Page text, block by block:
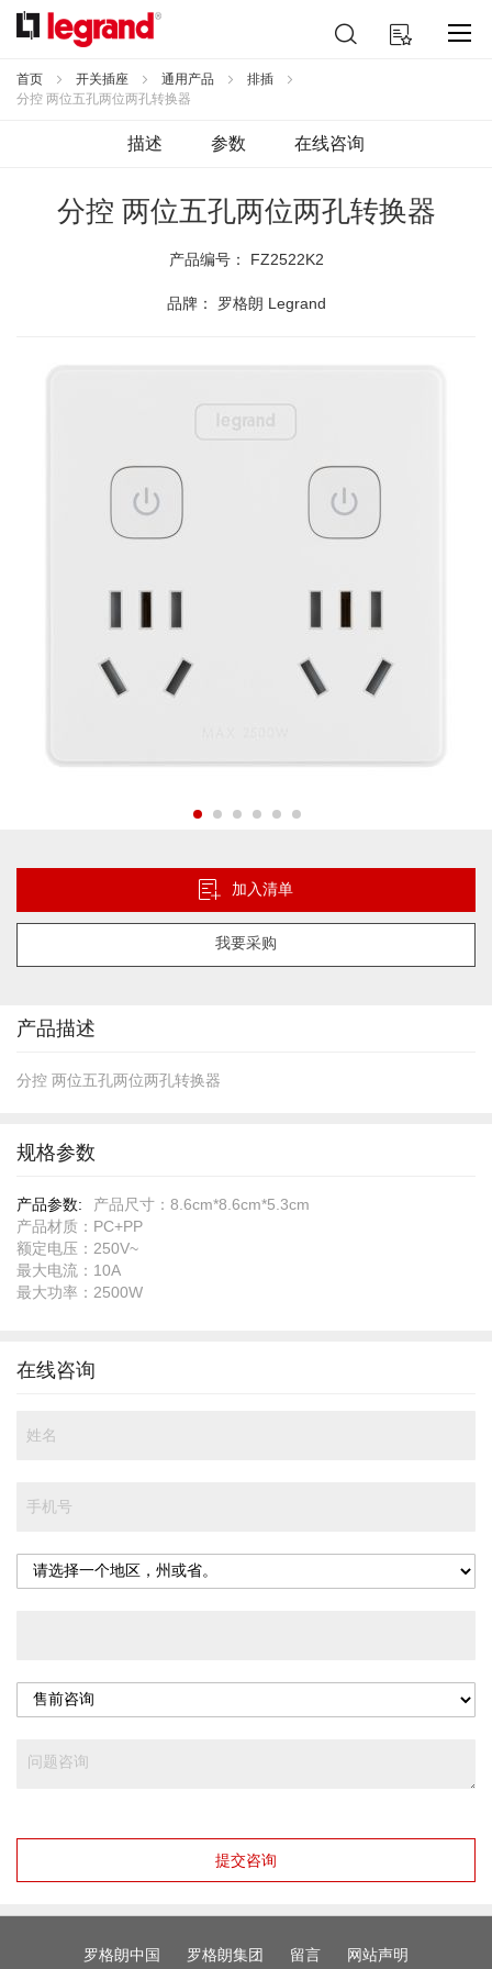
跳
到
容
我的购物车
索
首页 开关插座 通用产品
排插
分控 两位五孔两位两孔转换器
描述 参数 在线咨询
分控 两位五孔两位两孔转换器
产品编号： FZ2522K2
品牌： 罗格朗 Legrand
加入清单
我要采购
像
的
头
产品描述
分控 两位五孔两位两孔转换器
规格参数
规
格
参
数
产品尺寸：8.6cm*8.6cm*5.3cm
产品材质：PC+PP
额定电压：250V~
最大电流：10A
最大功率：2500W
在线咨询
提交咨询
罗格朗中国 罗格朗集团 留言 网站声明